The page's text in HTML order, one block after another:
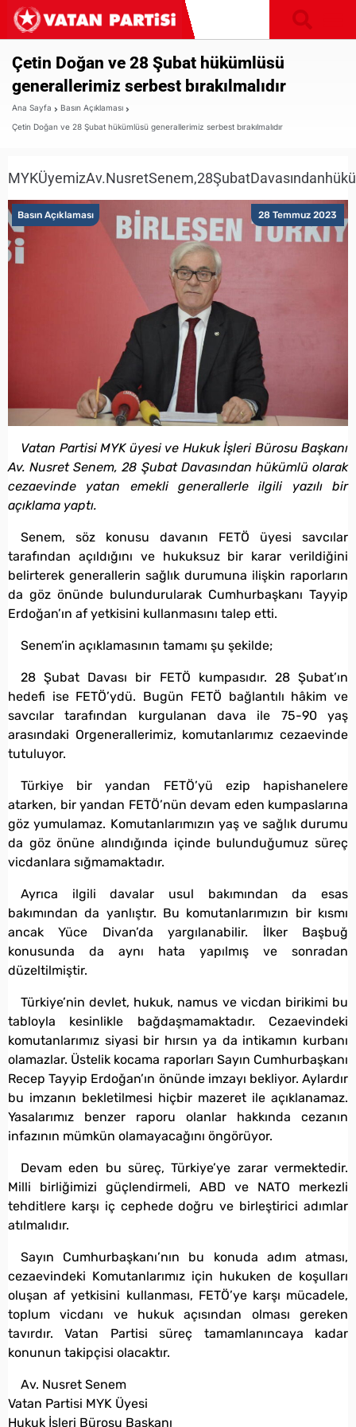
Çetin Doğan ve 28 Şubat hükümlüsü
generallerimiz serbest bırakılmalıdır
Ana Sayfa
Basın Açıklaması
Çetin Doğan ve 28 Şubat hükümlüsü generallerimiz serbest bırakılmalıdır
28 Temmuz 2023
Basın Açıklaması
Vatan Partisi MYK üyesi ve Hukuk İşleri Bürosu Başkanı
Av. Nusret Senem, 28 Şubat Davasından hükümlü olarak
cezaevinde yatan emekli generallerle ilgili yazılı bir
açıklama yaptı.
Senem, söz konusu davanın FETÖ üyesi savcılar
tarafından açıldığını ve hukuksuz bir karar verildiğini
belirterek generallerin sağlık durumuna ilişkin raporların
da göz önünde bulundurularak Cumhurbaşkanı Tayyip
Erdoğan’ın af yetkisini kullanmasını talep etti.
Senem’in açıklamasının tamamı şu şekilde;
28 Şubat Davası bir FETÖ kumpasıdır. 28 Şubat’ın
hedefi ise FETÖ’ydü. Bugün FETÖ bağlantılı hâkim ve
savcılar tarafından kurgulanan dava ile 75-90 yaş
arasındaki Orgenerallerimiz, komutanlarımız cezaevinde
tutuluyor.
Türkiye bir yandan FETÖ’yü ezip hapishanelere
atarken, bir yandan FETÖ’nün devam eden kumpaslarına
göz yumulamaz. Komutanlarımızın yaş ve sağlık durumu
da göz önüne alındığında içinde bulunduğumuz süreç
vicdanlara sığmamaktadır.
Ayrıca ilgili davalar usul bakımından da esas
bakımından da yanlıştır. Bu komutanlarımızın bir kısmı
ancak Yüce Divan’da yargılanabilir. İlker Başbuğ
konusunda da aynı hata yapılmış ve sonradan
düzeltilmiştir.
Türkiye’nin devlet, hukuk, namus ve vicdan birikimi bu
tabloyla kesinlikle bağdaşmamaktadır. Cezaevindeki
komutanlarımız siyasi bir hırsın ya da intikamın kurbanı
olamazlar. Üstelik kocama raporları Sayın Cumhurbaşkanı
Recep Tayyip Erdoğan’ın önünde imzayı bekliyor. Aylardır
bu imzanın bekletilmesi hiçbir mazeret ile açıklanamaz.
Yasalarımız benzer raporu olanlar hakkında cezanın
infazının mümkün olamayacağını öngörüyor.
Devam eden bu süreç, Türkiye’ye zarar vermektedir.
Milli birliğimizi güçlendirmeli, ABD ve NATO merkezli
tehditlere karşı iç cephede doğru ve birleştirici adımlar
atılmalıdır.
Sayın Cumhurbaşkanı’nın bu konuda adım atması,
cezaevindeki Komutanlarımız için hukuken de koşulları
oluşan af yetkisini kullanması, FETÖ’ye karşı mücadele,
toplum vicdanı ve hukuk açısından olması gereken
tavırdır. Vatan Partisi süreç tamamlanıncaya kadar
konunun takipçisi olacaktır.
Av. Nusret Senem
Vatan Partisi MYK Üyesi
Hukuk İşleri Bürosu Başkanı